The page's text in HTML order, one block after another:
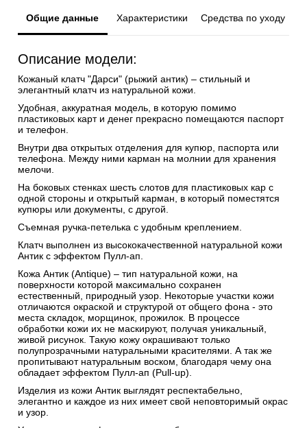
Общие данные Характеристики Средства по уходу
Описание модели:
Кожаный клатч "Дарси" (рыжий антик) – стильный и
элегантный клатч из натуральной кожи.
Удобная, аккуратная модель, в которую помимо
пластиковых карт и денег прекрасно помещаются паспорт
и телефон.
Внутри два открытых отделения для купюр, паспорта или
телефона. Между ними карман на молнии для хранения
мелочи.
На боковых стенках шесть слотов для пластиковых кар с
одной стороны и открытый карман, в который поместятся
купюры или документы, с другой.
Съемная ручка-петелька с удобным креплением.
Клатч выполнен из высококачественной натуральной кожи
Антик c эффектом Пулл-ап.
Кожа Антик (Antique) – тип натуральной кожи, на
поверхности которой максимально сохранен
естественный, природный узор. Некоторые участки кожи
отличаются окраской и структурой от общего фона - это
места складок, морщинок, прожилок. В процессе
обработки кожи их не маскируют, получая уникальный,
живой рисунок. Такую кожу окрашивают только
полупрозрачными натуральными красителями. А так же
пропитывают натуральным воском, благодаря чему она
обладает эффектом Пулл-ап (Pull-up).
Изделия из кожи Антик выглядят респектабельно,
элегантно и каждое из них имеет свой неповторимый окрас
и узор.